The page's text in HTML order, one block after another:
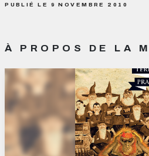
PUBLIÉ LE 9 NOVEMBRE 2010
À PROPOS DE LA